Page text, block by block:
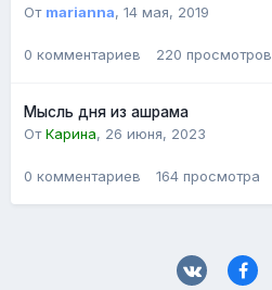
От marianna, 14 мая, 2019
0 комментариев 220 просмотров
Мысль дня из ашрама
ОтКарина, 26 июня, 2023
0 комментариев 164 просмотра